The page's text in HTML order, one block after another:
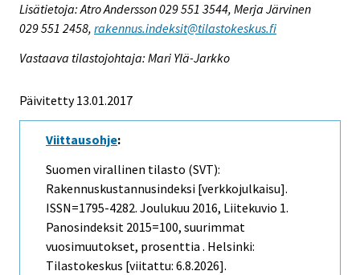
Lisätietoja: Atro Andersson 029 551 3544, Merja Järvinen
029 551 2458, rakennus.indeksit@tilastokeskus.fi
Vastaava tilastojohtaja: Mari Ylä-Jarkko
Päivitetty 13.01.2017
Viittausohje:
Suomen virallinen tilasto (SVT):
Rakennuskustannusindeksi [verkkojulkaisu].
ISSN=1795-4282. Joulukuu 2016, Liitekuvio 1.
Panosindeksit 2015=100, suurimmat
vuosimuutokset, prosenttia . Helsinki:
Tilastokeskus [viitattu: 6.8.2026].